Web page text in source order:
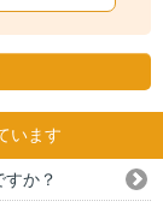
います
か？